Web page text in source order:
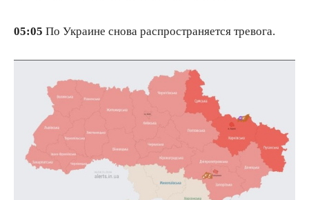
05:05 По Украине снова распространяется тревога.